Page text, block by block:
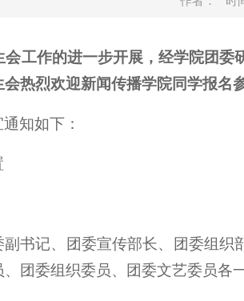
工作的进一步开展，经学院团委
热烈欢迎新闻传播学院同学报名
知如下：
副书记、团委宣传部长、团委组
团委组织委员、团委文艺委员各